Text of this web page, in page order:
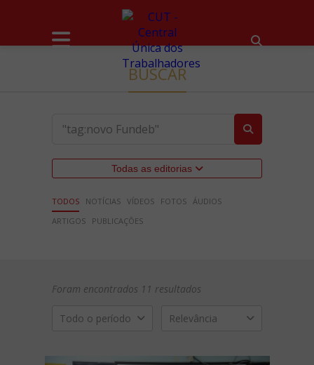
BUSCAR
Todas as editorias
TODOS NOTÍCIAS VÍDEOS FOTOS ÁUDIOS
ARTIGOS
PUBLICAÇÕES
Foram encontrados 11 resultados
Todo o período Relevância